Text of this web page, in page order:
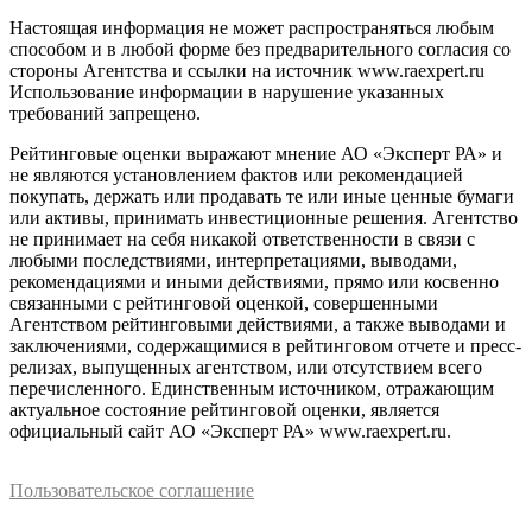
Настоящая информация не может распространяться любым
способом и в любой форме без предварительного согласия со
стороны Агентства и ссылки на источник www.raexpert.ru
Использование информации в нарушение указанных
требований запрещено.
Рейтинговые оценки выражают мнение АО «Эксперт РА» и
не являются установлением фактов или рекомендацией
покупать, держать или продавать те или иные ценные бумаги
или активы, принимать инвестиционные решения. Агентство
не принимает на себя никакой ответственности в связи с
любыми последствиями, интерпретациями, выводами,
рекомендациями и иными действиями, прямо или косвенно
связанными с рейтинговой оценкой, совершенными
Агентством рейтинговыми действиями, а также выводами и
заключениями, содержащимися в рейтинговом отчете и пресс-
релизах, выпущенных агентством, или отсутствием всего
перечисленного. Единственным источником, отражающим
актуальное состояние рейтинговой оценки, является
официальный сайт АО «Эксперт РА» www.raexpert.ru.
Пользовательское соглашение